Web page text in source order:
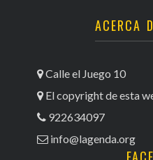
ACERCA
Calle el Juego 10
El copyright de esta
922634097
info@lagenda.org